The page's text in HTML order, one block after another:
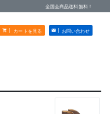
カートを見る お問い合わせ
全国全商品送料無料！